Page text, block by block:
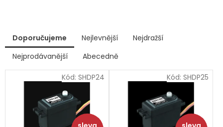
a
Doporučujeme Nejlevnější
Nejdražší
Nejprodávanější
Abecedně
ý
i
Kód: SHDP24 Kód: SHDP25